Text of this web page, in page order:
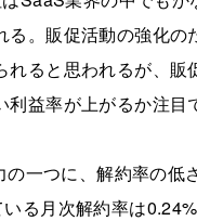
る。販促活動の強化の
れると思われるが、販
利益率が上がるか注目
の一つに、解約率の低
る月次解約率は